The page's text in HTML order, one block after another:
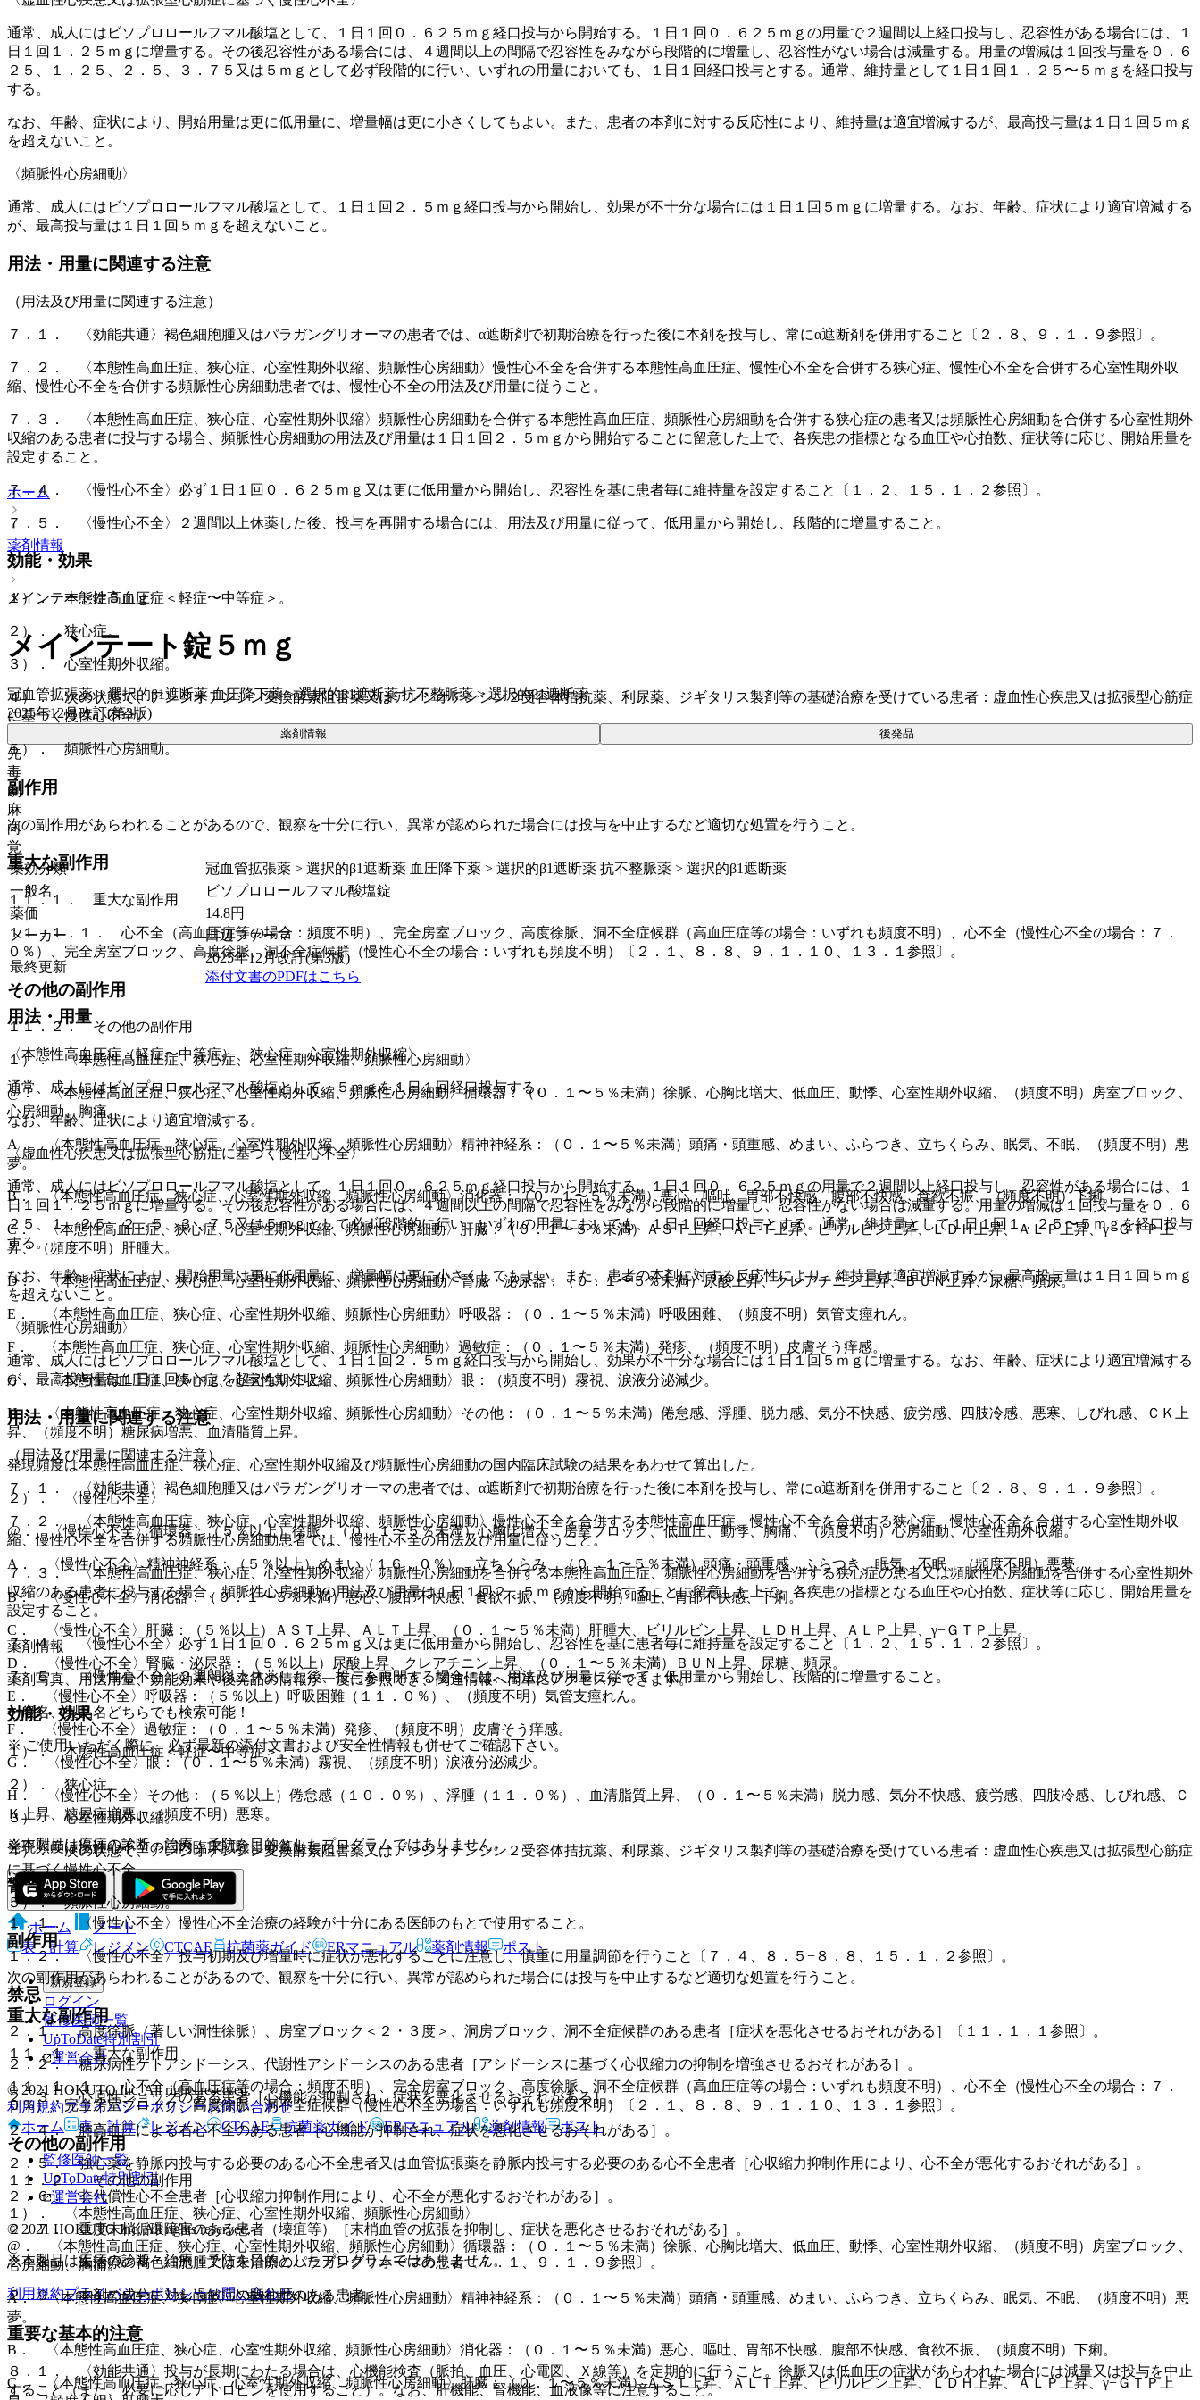
通常、成人にはビソプロロールフマル酸塩として、１日１回０．６２５ｍｇ経口投与から開始する。１日１回０．６２５ｍｇの用量で２週間以上経口投与し、忍容性がある場合には、１
日１回１．２５ｍｇに増量する。その後忍容性がある場合には、４週間以上の間隔で忍容性をみながら段階的に増量し、忍容性がない場合は減量する。用量の増減は１回投与量を０．６
２５、１．２５、２．５、３．７５又は５ｍｇとして必ず段階的に行い、いずれの用量においても、１日１回経口投与とする。通常、維持量として１日１回１．２５〜５ｍｇを経口投与
する。
なお、年齢、症状により、開始用量は更に低用量に、増量幅は更に小さくしてもよい。また、患者の本剤に対する反応性により、維持量は適宜増減するが、最高投与量は１日１回５ｍｇ
を超えないこと。
〈頻脈性心房細動〉
通常、成人にはビソプロロールフマル酸塩として、１日１回２．５ｍｇ経口投与から開始し、効果が不十分な場合には１日１回５ｍｇに増量する。なお、年齢、症状により適宜増減する
が、最高投与量は１日１回５ｍｇを超えないこと。
用法・用量に関連する注意
（用法及び用量に関連する注意）
７．１． 〈効能共通〉褐色細胞腫又はパラガングリオーマの患者では、α遮断剤で初期治療を行った後に本剤を投与し、常にα遮断剤を併用すること〔２．８、９．１．９参照〕。
７．２． 〈本態性高血圧症、狭心症、心室性期外収縮、頻脈性心房細動〉慢性心不全を合併する本態性高血圧症、慢性心不全を合併する狭心症、慢性心不全を合併する心室性期外収
縮、慢性心不全を合併する頻脈性心房細動患者では、慢性心不全の用法及び用量に従うこと。
７．３． 〈本態性高血圧症、狭心症、心室性期外収縮〉頻脈性心房細動を合併する本態性高血圧症、頻脈性心房細動を合併する狭心症の患者又は頻脈性心房細動を合併する心室性期外
収縮のある患者に投与する場合、頻脈性心房細動の用法及び用量は１日１回２．５ｍｇから開始することに留意した上で、各疾患の指標となる血圧や心拍数、症状等に応じ、開始用量を
設定すること。
７．４． 〈慢性心不全〉必ず１日１回０．６２５ｍｇ又は更に低用量から開始し、忍容性を基に患者毎に維持量を設定すること〔１．２、１５．１．２参照〕。
７．５． 〈慢性心不全〉２週間以上休薬した後、投与を再開する場合には、用法及び用量に従って、低用量から開始し、段階的に増量すること。
効能・効果
１）． 本態性高血圧症＜軽症〜中等症＞。
２）． 狭心症。
３）． 心室性期外収縮。
４）． 次の状態で、アンジオテンシン変換酵素阻害薬又はアンジオテンシン２受容体拮抗薬、利尿薬、ジギタリス製剤等の基礎治療を受けている患者：虚血性心疾患又は拡張型心筋症
に基づく慢性心不全。
５）． 頻脈性心房細動。
副作用
次の副作用があらわれることがあるので、観察を十分に行い、異常が認められた場合には投与を中止するなど適切な処置を行うこと。
重大な副作用
１１．１． 重大な副作用
１１．１．１． 心不全（高血圧症等の場合：頻度不明）、完全房室ブロック、高度徐脈、洞不全症候群（高血圧症等の場合：いずれも頻度不明）、心不全（慢性心不全の場合：７．
０％）、完全房室ブロック、高度徐脈、洞不全症候群（慢性心不全の場合：いずれも頻度不明）〔２．１、８．８、９．１．１０、１３．１参照〕。
その他の副作用
１１．２． その他の副作用
１）． 〈本態性高血圧症、狭心症、心室性期外収縮、頻脈性心房細動〉
@． 〈本態性高血圧症、狭心症、心室性期外収縮、頻脈性心房細動〉循環器：（０．１〜５％未満）徐脈、心胸比増大、低血圧、動悸、心室性期外収縮、（頻度不明）房室ブロック、
心房細動、胸痛。
A． 〈本態性高血圧症、狭心症、心室性期外収縮、頻脈性心房細動〉精神神経系：（０．１〜５％未満）頭痛・頭重感、めまい、ふらつき、立ちくらみ、眠気、不眠、（頻度不明）悪
夢。
B． 〈本態性高血圧症、狭心症、心室性期外収縮、頻脈性心房細動〉消化器：（０．１〜５％未満）悪心、嘔吐、胃部不快感、腹部不快感、食欲不振、（頻度不明）下痢。
C． 〈本態性高血圧症、狭心症、心室性期外収縮、頻脈性心房細動〉肝臓：（０．１〜５％未満）ＡＳＴ上昇、ＡＬＴ上昇、ビリルビン上昇、ＬＤＨ上昇、ＡＬＰ上昇、γ−ＧＴＰ上
昇、（頻度不明）肝腫大。
D． 〈本態性高血圧症、狭心症、心室性期外収縮、頻脈性心房細動〉腎臓・泌尿器：（０．１〜５％未満）尿酸上昇、クレアチニン上昇、ＢＵＮ上昇、尿糖、頻尿。
E． 〈本態性高血圧症、狭心症、心室性期外収縮、頻脈性心房細動〉呼吸器：（０．１〜５％未満）呼吸困難、（頻度不明）気管支痙れん。
F． 〈本態性高血圧症、狭心症、心室性期外収縮、頻脈性心房細動〉過敏症：（０．１〜５％未満）発疹、（頻度不明）皮膚そう痒感。
G． 〈本態性高血圧症、狭心症、心室性期外収縮、頻脈性心房細動〉眼：（頻度不明）霧視、涙液分泌減少。
H． 〈本態性高血圧症、狭心症、心室性期外収縮、頻脈性心房細動〉その他：（０．１〜５％未満）倦怠感、浮腫、脱力感、気分不快感、疲労感、四肢冷感、悪寒、しびれ感、ＣＫ上
昇、（頻度不明）糖尿病増悪、血清脂質上昇。
発現頻度は本態性高血圧症、狭心症、心室性期外収縮及び頻脈性心房細動の国内臨床試験の結果をあわせて算出した。
２）． 〈慢性心不全〉
@． 〈慢性心不全〉循環器：（５％以上）徐脈、（０．１〜５％未満）心胸比増大、房室ブロック、低血圧、動悸、胸痛、（頻度不明）心房細動、心室性期外収縮。
A． 〈慢性心不全〉精神神経系：（５％以上）めまい（１６．０％）、立ちくらみ、（０．１〜５％未満）頭痛・頭重感、ふらつき、眠気、不眠、（頻度不明）悪夢。
B． 〈慢性心不全〉消化器：（０．１〜５％未満）悪心、腹部不快感、食欲不振、（頻度不明）嘔吐、胃部不快感、下痢。
C． 〈慢性心不全〉肝臓：（５％以上）ＡＳＴ上昇、ＡＬＴ上昇、（０．１〜５％未満）肝腫大、ビリルビン上昇、ＬＤＨ上昇、ＡＬＰ上昇、γ−ＧＴＰ上昇。
D． 〈慢性心不全〉腎臓・泌尿器：（５％以上）尿酸上昇、クレアチニン上昇、（０．１〜５％未満）ＢＵＮ上昇、尿糖、頻尿。
E． 〈慢性心不全〉呼吸器：（５％以上）呼吸困難（１１．０％）、（頻度不明）気管支痙れん。
F． 〈慢性心不全〉過敏症：（０．１〜５％未満）発疹、（頻度不明）皮膚そう痒感。
G． 〈慢性心不全〉眼：（０．１〜５％未満）霧視、（頻度不明）涙液分泌減少。
H． 〈慢性心不全〉その他：（５％以上）倦怠感（１０．０％）、浮腫（１１．０％）、血清脂質上昇、（０．１〜５％未満）脱力感、気分不快感、疲労感、四肢冷感、しびれ感、Ｃ
Ｋ上昇、糖尿病増悪、（頻度不明）悪寒。
発現頻度は慢性心不全の国内臨床試験より算出した。
警告
１．１． 〈慢性心不全〉慢性心不全治療の経験が十分にある医師のもとで使用すること。
１．２． 〈慢性心不全〉投与初期及び増量時に症状が悪化することに注意し、慎重に用量調節を行うこと〔７．４、８．５−８．８、１５．１．２参照〕。
禁忌
２．１． 高度徐脈（著しい洞性徐脈）、房室ブロック＜２・３度＞、洞房ブロック、洞不全症候群のある患者［症状を悪化させるおそれがある］〔１１．１．１参照〕。
２．２． 糖尿病性ケトアシドーシス、代謝性アシドーシスのある患者［アシドーシスに基づく心収縮力の抑制を増強させるおそれがある］。
２．３． 心原性ショックのある患者［心機能が抑制され、症状を悪化させるおそれがある］。
２．４． 肺高血圧による右心不全のある患者［心機能が抑制され、症状を悪化させるおそれがある］。
２．５． 強心薬を静脈内投与する必要のある心不全患者又は血管拡張薬を静脈内投与する必要のある心不全患者［心収縮力抑制作用により、心不全が悪化するおそれがある］。
２．６． 非代償性心不全患者［心収縮力抑制作用により、心不全が悪化するおそれがある］。
２．７． 重度末梢循環障害のある患者（壊疽等）［末梢血管の拡張を抑制し、症状を悪化させるおそれがある］。
２．８． 未治療の褐色細胞腫又は未治療のパラガングリオーマの患者〔７．１、９．１．９参照〕。
２．９． 本剤の成分に対し過敏症の既往歴のある患者。
重要な基本的注意
８．１． 〈効能共通〉投与が長期にわたる場合は、心機能検査（脈拍、血圧、心電図、Ｘ線等）を定期的に行うこと。徐脈又は低血圧の症状があらわれた場合には減量又は投与を中止
すること（また、必要に応じアトロピンを使用すること）。なお、肝機能、腎機能、血液像等に注意すること。
ホーム
薬剤情報
メインテート錠５ｍｇ
メインテート錠５ｍｇ
冠血管拡張薬 > 選択的β1遮断薬 血圧降下薬 > 選択的β1遮断薬 抗不整脈薬 > 選択的β1遮断薬
2025年12月改訂(第3版)
薬剤情報 後発品
先
毒
劇
麻
向
覚
薬効分類
冠血管拡張薬 > 選択的β1遮断薬 血圧降下薬 > 選択的β1遮断薬 抗不整脈薬 > 選択的β1遮断薬
一般名
ビソプロロールフマル酸塩錠
薬価
14.8円
メーカー
田辺ファーマ
最終更新
2025年12月改訂(第3版)
添付文書のPDFはこちら
用法・用量
〈本態性高血圧症（軽症〜中等症）、狭心症、心室性期外収縮〉
通常、成人にはビソプロロールフマル酸塩として、５ｍｇを１日１回経口投与する。
なお、年齢、症状により適宜増減する。
〈虚血性心疾患又は拡張型心筋症に基づく慢性心不全〉
通常、成人にはビソプロロールフマル酸塩として、１日１回０．６２５ｍｇ経口投与から開始する。１日１回０．６２５ｍｇの用量で２週間以上経口投与し、忍容性がある場合には、１
日１回１．２５ｍｇに増量する。その後忍容性がある場合には、４週間以上の間隔で忍容性をみながら段階的に増量し、忍容性がない場合は減量する。用量の増減は１回投与量を０．６
２５、１．２５、２．５、３．７５又は５ｍｇとして必ず段階的に行い、いずれの用量においても、１日１回経口投与とする。通常、維持量として１日１回１．２５〜５ｍｇを経口投与
する。
なお、年齢、症状により、開始用量は更に低用量に、増量幅は更に小さくしてもよい。また、患者の本剤に対する反応性により、維持量は適宜増減するが、最高投与量は１日１回５ｍｇ
を超えないこと。
〈頻脈性心房細動〉
通常、成人にはビソプロロールフマル酸塩として、１日１回２．５ｍｇ経口投与から開始し、効果が不十分な場合には１日１回５ｍｇに増量する。なお、年齢、症状により適宜増減する
が、最高投与量は１日１回５ｍｇを超えないこと。
用法・用量に関連する注意
（用法及び用量に関連する注意）
７．１． 〈効能共通〉褐色細胞腫又はパラガングリオーマの患者では、α遮断剤で初期治療を行った後に本剤を投与し、常にα遮断剤を併用すること〔２．８、９．１．９参照〕。
７．２． 〈本態性高血圧症、狭心症、心室性期外収縮、頻脈性心房細動〉慢性心不全を合併する本態性高血圧症、慢性心不全を合併する狭心症、慢性心不全を合併する心室性期外収
縮、慢性心不全を合併する頻脈性心房細動患者では、慢性心不全の用法及び用量に従うこと。
７．３． 〈本態性高血圧症、狭心症、心室性期外収縮〉頻脈性心房細動を合併する本態性高血圧症、頻脈性心房細動を合併する狭心症の患者又は頻脈性心房細動を合併する心室性期外
収縮のある患者に投与する場合、頻脈性心房細動の用法及び用量は１日１回２．５ｍｇから開始することに留意した上で、各疾患の指標となる血圧や心拍数、症状等に応じ、開始用量を
設定すること。
７．４． 〈慢性心不全〉必ず１日１回０．６２５ｍｇ又は更に低用量から開始し、忍容性を基に患者毎に維持量を設定すること〔１．２、１５．１．２参照〕。
７．５． 〈慢性心不全〉２週間以上休薬した後、投与を再開する場合には、用法及び用量に従って、低用量から開始し、段階的に増量すること。
効能・効果
１）． 本態性高血圧症＜軽症〜中等症＞。
２）． 狭心症。
３）． 心室性期外収縮。
４）． 次の状態で、アンジオテンシン変換酵素阻害薬又はアンジオテンシン２受容体拮抗薬、利尿薬、ジギタリス製剤等の基礎治療を受けている患者：虚血性心疾患又は拡張型心筋症
に基づく慢性心不全。
５）． 頻脈性心房細動。
副作用
次の副作用があらわれることがあるので、観察を十分に行い、異常が認められた場合には投与を中止するなど適切な処置を行うこと。
重大な副作用
１１．１． 重大な副作用
１１．１．１． 心不全（高血圧症等の場合：頻度不明）、完全房室ブロック、高度徐脈、洞不全症候群（高血圧症等の場合：いずれも頻度不明）、心不全（慢性心不全の場合：７．
０％）、完全房室ブロック、高度徐脈、洞不全症候群（慢性心不全の場合：いずれも頻度不明）〔２．１、８．８、９．１．１０、１３．１参照〕。
その他の副作用
１１．２． その他の副作用
１）． 〈本態性高血圧症、狭心症、心室性期外収縮、頻脈性心房細動〉
@． 〈本態性高血圧症、狭心症、心室性期外収縮、頻脈性心房細動〉循環器：（０．１〜５％未満）徐脈、心胸比増大、低血圧、動悸、心室性期外収縮、（頻度不明）房室ブロック、
心房細動、胸痛。
A． 〈本態性高血圧症、狭心症、心室性期外収縮、頻脈性心房細動〉精神神経系：（０．１〜５％未満）頭痛・頭重感、めまい、ふらつき、立ちくらみ、眠気、不眠、（頻度不明）悪
夢。
B． 〈本態性高血圧症、狭心症、心室性期外収縮、頻脈性心房細動〉消化器：（０．１〜５％未満）悪心、嘔吐、胃部不快感、腹部不快感、食欲不振、（頻度不明）下痢。
C． 〈本態性高血圧症、狭心症、心室性期外収縮、頻脈性心房細動〉肝臓：（０．１〜５％未満）ＡＳＴ上昇、ＡＬＴ上昇、ビリルビン上昇、ＬＤＨ上昇、ＡＬＰ上昇、γ−ＧＴＰ上
薬剤情報
薬剤写真、用法用量、効能効果や後発品の情報が一度に参照でき、関連情報へ簡単にアクセスができます。
一般名、製品名どちらでも検索可能！
※ ご使用いただく際に、必ず最新の添付文書および安全性情報も併せてご確認下さい。
※本製品は疾病の診断・治療・予防を目的としたプログラムではありません。
ホーム
ノート
表・計算
レジメン CTCAE 抗菌薬ガイド ERマニュアル 薬剤情報 ポスト
新規登録
ログイン
監修医師一覧
UpToDate特別割引
運営会社
© 2021 HOKUTO Inc. All rights reserved.
利用規約プライバシーポリシーお問い合わせ
ホーム
表・計算 レジメン CTCAE 抗菌薬ガイド ERマニュアル 薬剤情報 ポスト
監修医師一覧
UpToDate特別割引
運営会社
© 2021 HOKUTO Inc. All rights reserved.
※本製品は疾病の診断・治療・予防を目的としたプログラムではありません。
利用規約プライバシーポリシーお問い合わせ